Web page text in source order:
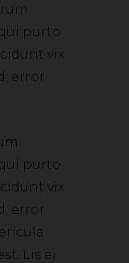
purto
vix
error
purto
vix
error
Lis ei